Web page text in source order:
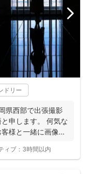
ドリー
県西部で出張撮影
申します。 何気な
様と一緒に画像と
ィブ： 3時間以内